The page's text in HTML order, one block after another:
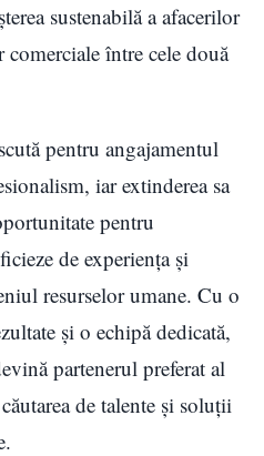
sustenabilă a afacerilor
între cele două
pentru angajamentul
iar extinderea sa
pentru
de experiența și
resurselor umane. Cu o
și o echipă dedicată,
partenerul preferat al
de talente și soluții